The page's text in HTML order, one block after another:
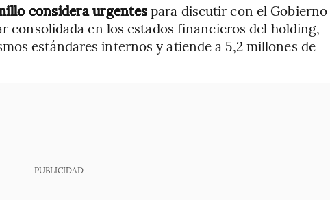
considera urgentespara discutir con el Gobierno
consolidada en los estados financieros del holding,
estándares internos y atiende a 5,2 millones de
PUBLICIDAD